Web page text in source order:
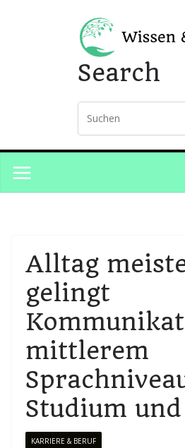
Search
Alltag
gelingt
mittlerem
Studium
KARRIERE & BERUF